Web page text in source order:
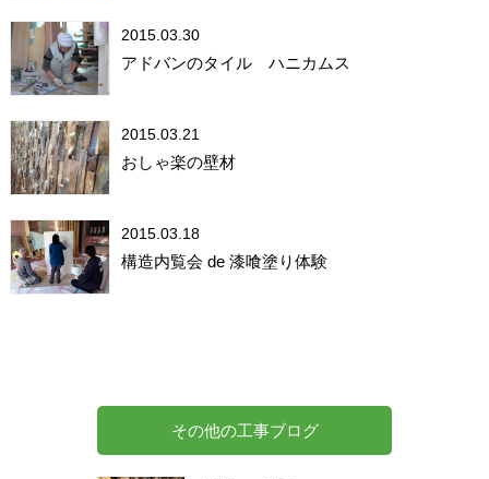
2015.03.30
アドバンのタイル ハニカムス
2015.03.21
おしゃ楽の壁材
2015.03.18
構造内覧会 de 漆喰塗り体験
その他の工事ブログ